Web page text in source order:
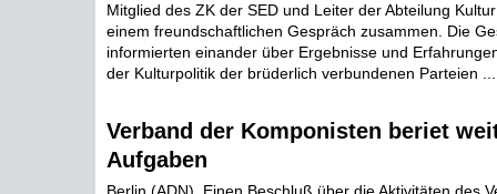
Mitglied des ZK der SED und Leiter der Abteilung
einem freundschaftlichen Gespräch zusammen. Die
informierten einander über Ergebnisse und
der Kulturpolitik der brüderlich verbundenen Parteien ...
Verband der Komponisten beriet
Aufgaben